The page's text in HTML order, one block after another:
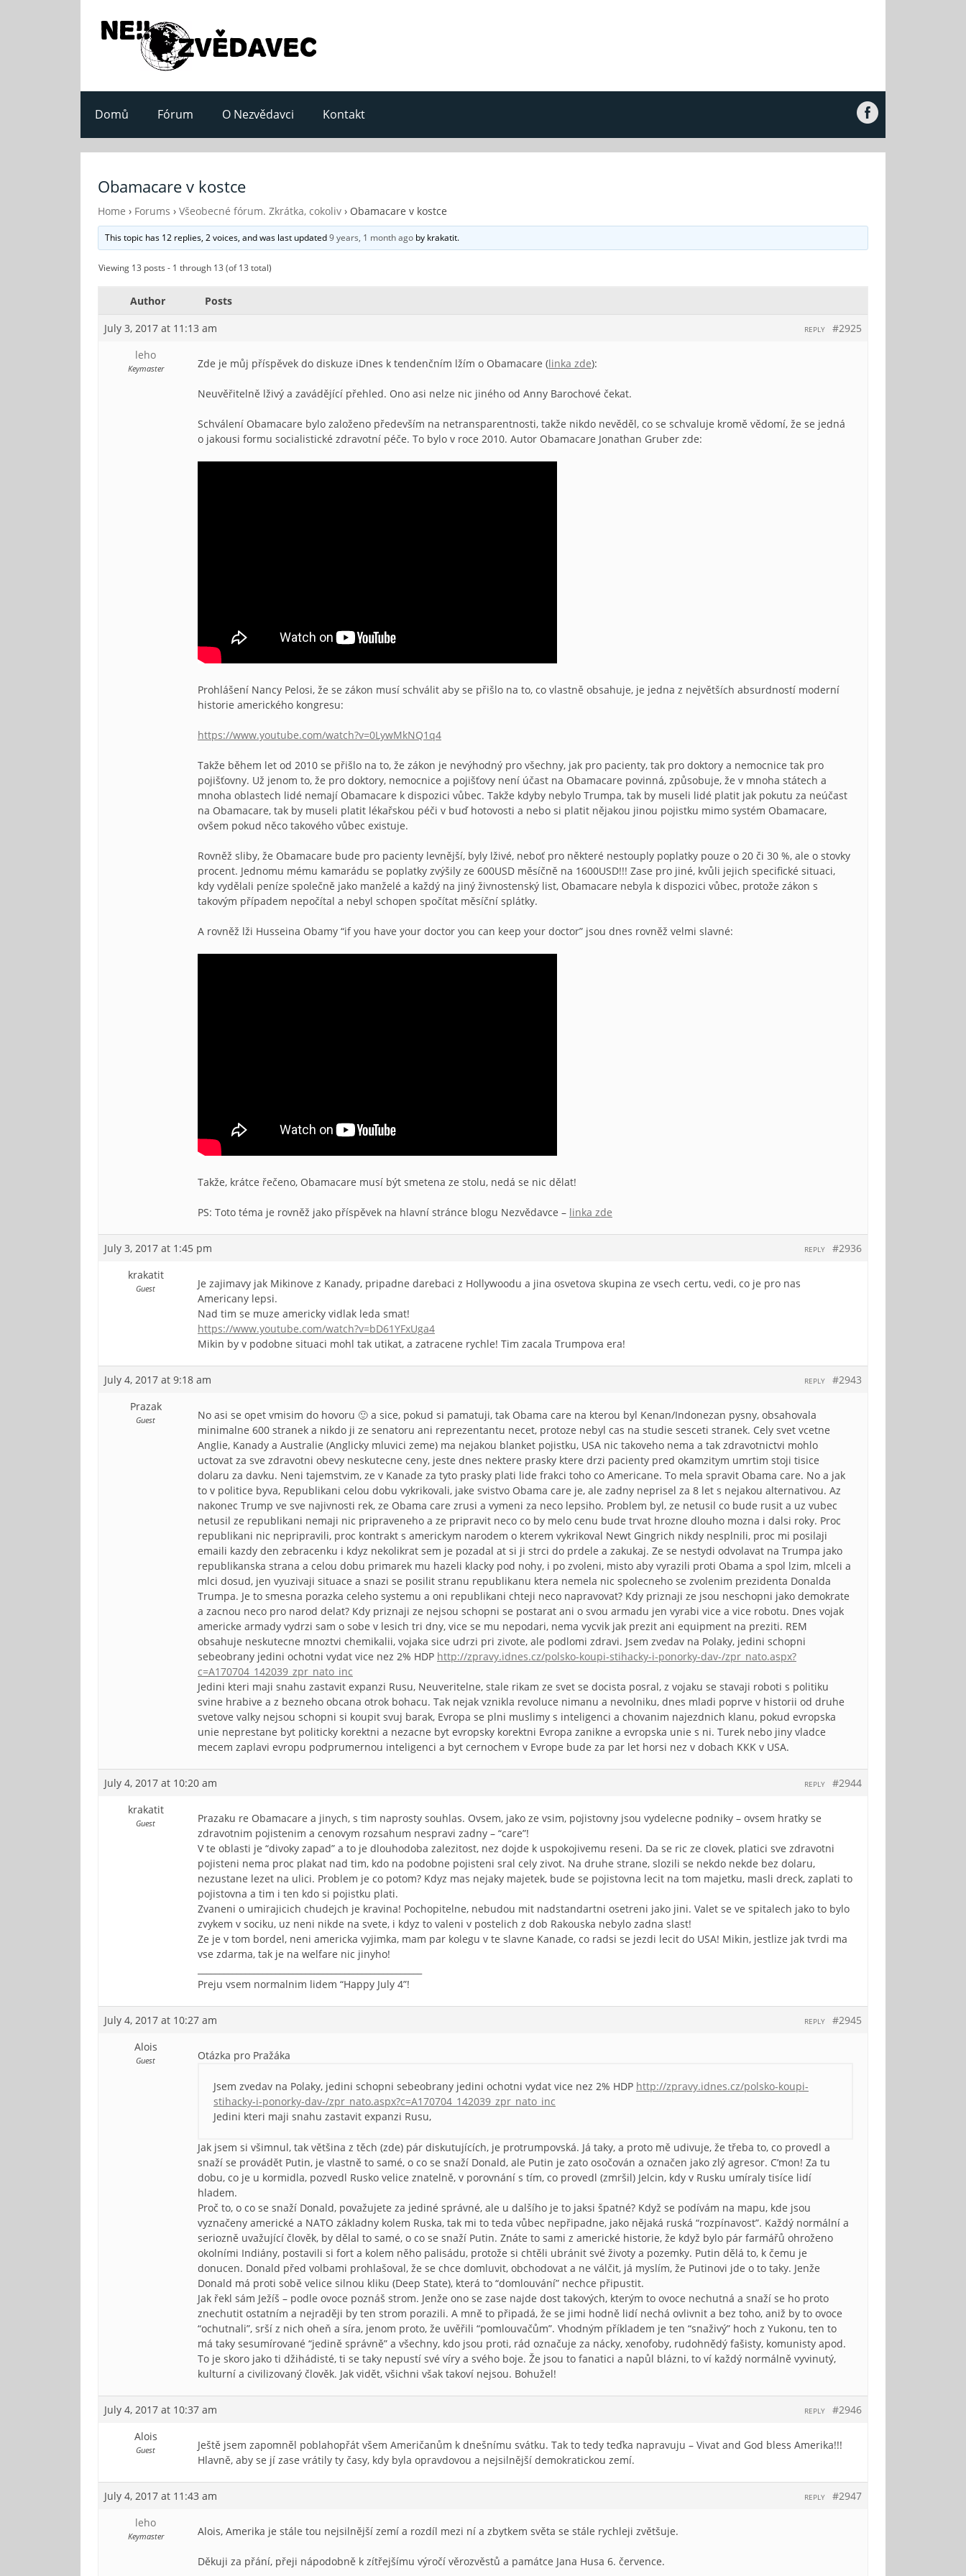
Domů Fórum O Nezvědavci Kontakt
Obamacare v kostce
Home › Forums › Všeobecné fórum. Zkrátka, cokoliv › Obamacare v kostce
This topic has 12 replies, 2 voices, and was last updated9 years, 1 month ago by krakatit.
Viewing 13 posts - 1 through 13 (of 13 total)
Author
Posts
July 3, 2017 at 11:13 am
#2925
REPLY
leho
Keymaster Zde je můj příspěvek do diskuze iDnes k tendenčním lžím o Obamacare (linka zde):
Neuvěřitelně lživý a zavádějící přehled. Ono asi nelze nic jiného od Anny Barochové čekat.
Schválení Obamacare bylo založeno především na netransparentnosti, takže nikdo nevěděl, co se schvaluje kromě vědomí, že se jedná
o jakousi formu socialistické zdravotní péče. To bylo v roce 2010. Autor Obamacare Jonathan Gruber zde:
Prohlášení Nancy Pelosi, že se zákon musí schválit aby se přišlo na to, co vlastně obsahuje, je jedna z největších absurdností moderní
historie amerického kongresu:
https://www.youtube.com/watch?v=0LywMkNQ1q4
Takže během let od 2010 se přišlo na to, že zákon je nevýhodný pro všechny, jak pro pacienty, tak pro doktory a nemocnice tak pro
pojišťovny. Už jenom to, že pro doktory, nemocnice a pojišťovy není účast na Obamacare povinná, způsobuje, že v mnoha státech a
mnoha oblastech lidé nemají Obamacare k dispozici vůbec. Takže kdyby nebylo Trumpa, tak by museli lidé platit jak pokutu za neúčast
na Obamacare, tak by museli platit lékařskou péči v buď hotovosti a nebo si platit nějakou jinou pojistku mimo systém Obamacare,
ovšem pokud něco takového vůbec existuje.
Rovněž sliby, že Obamacare bude pro pacienty levnější, byly lživé, neboť pro některé nestouply poplatky pouze o 20 či 30 %, ale o stovky
procent. Jednomu mému kamarádu se poplatky zvýšily ze 600USD měsíčně na 1600USD!!! Zase pro jiné, kvůli jejich specifické situaci,
kdy vydělali peníze společně jako manželé a každý na jiný živnostenský list, Obamacare nebyla k dispozici vůbec, protože zákon s
takovým případem nepočítal a nebyl schopen spočítat měsíční splátky.
A rovněž lži Husseina Obamy “if you have your doctor you can keep your doctor” jsou dnes rovněž velmi slavné:
Takže, krátce řečeno, Obamacare musí být smetena ze stolu, nedá se nic dělat!
PS: Toto téma je rovněž jako příspěvek na hlavní stránce blogu Nezvědavce – linka zde
July 3, 2017 at 1:45 pm #2936
REPLY
krakatit
Guest
Je zajimavy jak Mikinove z Kanady, pripadne darebaci z Hollywoodu a jina osvetova skupina ze vsech certu, vedi, co je pro nas
Americany lepsi.
Nad tim se muze americky vidlak leda smat!
https://www.youtube.com/watch?v=bD61YFxUga4
Mikin by v podobne situaci mohl tak utikat, a zatracene rychle! Tim zacala Trumpova era!
July 4, 2017 at 9:18 am #2943
REPLY
Prazak
Guest
No asi se opet vmisim do hovoru 🙂 a sice, pokud si pamatuji, tak Obama care na kterou byl Kenan/Indonezan pysny, obsahovala
minimalne 600 stranek a nikdo ji ze senatoru ani reprezentantu necet, protoze nebyl cas na studie sesceti stranek. Cely svet vcetne
Anglie, Kanady a Australie (Anglicky mluvici zeme) ma nejakou blanket pojistku, USA nic takoveho nema a tak zdravotnictvi mohlo
uctovat za sve zdravotni obevy neskutecne ceny, jeste dnes nektere prasky ktere drzi pacienty pred okamzitym umrtim stoji tisice
dolaru za davku. Neni tajemstvim, ze v Kanade za tyto prasky plati lide frakci toho co Americane. To mela spravit Obama care. No a jak
to v politice byva, Republikani celou dobu vykrikovali, jake svistvo Obama care je, ale zadny neprisel za 8 let s nejakou alternativou. Az
nakonec Trump ve sve najivnosti rek, ze Obama care zrusi a vymeni za neco lepsiho. Problem byl, ze netusil co bude rusit a uz vubec
netusil ze republikani nemaji nic pripraveneho a ze pripravit neco co by melo cenu bude trvat hrozne dlouho mozna i dalsi roky. Proc
republikani nic nepripravili, proc kontrakt s americkym narodem o kterem vykrikoval Newt Gingrich nikdy nesplnili, proc mi posilaji
emaili kazdy den zebracenku i kdyz nekolikrat sem je pozadal at si ji strci do prdele a zakukaj. Ze se nestydi odvolavat na Trumpa jako
republikanska strana a celou dobu primarek mu hazeli klacky pod nohy, i po zvoleni, misto aby vyrazili proti Obama a spol lzim, mlceli a
mlci dosud, jen vyuzivaji situace a snazi se posilit stranu republikanu ktera nemela nic spolecneho se zvolenim prezidenta Donalda
Trumpa. Je to smesna porazka celeho systemu a oni republikani chteji neco napravovat? Kdy priznaji ze jsou neschopni jako demokrate
a zacnou neco pro narod delat? Kdy priznaji ze nejsou schopni se postarat ani o svou armadu jen vyrabi vice a vice robotu. Dnes vojak
americke armady vydrzi sam o sobe v lesich tri dny, vice se mu nepodari, nema vycvik jak prezit ani equipment na preziti. REM
obsahuje neskutecne mnoztvi chemikalii, vojaka sice udrzi pri zivote, ale podlomi zdravi. Jsem zvedav na Polaky, jedini schopni
sebeobrany jedini ochotni vydat vice nez 2% HDP http://zpravy.idnes.cz/polsko-koupi-stihacky-i-ponorky-dav-/zpr_nato.aspx?
c=A170704_142039_zpr_nato_inc
Jedini kteri maji snahu zastavit expanzi Rusu, Neuveritelne, stale rikam ze svet se docista posral, z vojaku se stavaji roboti s politiku
svine hrabive a z bezneho obcana otrok bohacu. Tak nejak vznikla revoluce nimanu a nevolniku, dnes mladi poprve v historii od druhe
svetove valky nejsou schopni si koupit svuj barak, Evropa se plni muslimy s inteligenci a chovanim najezdnich klanu, pokud evropska
unie neprestane byt politicky korektni a nezacne byt evropsky korektni Evropa zanikne a evropska unie s ni. Turek nebo jiny vladce
mecem zaplavi evropu podprumernou inteligenci a byt cernochem v Evrope bude za par let horsi nez v dobach KKK v USA.
July 4, 2017 at 10:20 am #2944
REPLY
krakatit
Guest
Prazaku re Obamacare a jinych, s tim naprosty souhlas. Ovsem, jako ze vsim, pojistovny jsou vydelecne podniky – ovsem hratky se
zdravotnim pojistenim a cenovym rozsahum nespravi zadny – “care”!
V te oblasti je “divoky zapad” a to je dlouhodoba zalezitost, nez dojde k uspokojivemu reseni. Da se ric ze clovek, platici sve zdravotni
pojisteni nema proc plakat nad tim, kdo na podobne pojisteni sral cely zivot. Na druhe strane, slozili se nekdo nekde bez dolaru,
nezustane lezet na ulici. Problem je co potom? Kdyz mas nejaky majetek, bude se pojistovna lecit na tom majetku, masli dreck, zaplati to
pojistovna a tim i ten kdo si pojistku plati.
Zvaneni o umirajicich chudejch je kravina! Pochopitelne, nebudou mit nadstandartni osetreni jako jini. Valet se ve spitalech jako to bylo
zvykem v sociku, uz neni nikde na svete, i kdyz to valeni v postelich z dob Rakouska nebylo zadna slast!
Ze je v tom bordel, neni americka vyjimka, mam par kolegu v te slavne Kanade, co radsi se jezdi lecit do USA! Mikin, jestlize jak tvrdi ma
vse zdarma, tak je na welfare nic jinyho!
Preju vsem normalnim lidem “Happy July 4”!
July 4, 2017 at 10:27 am #2945
REPLY
Alois
Guest Otázka pro Pražáka
Jsem zvedav na Polaky, jedini schopni sebeobrany jedini ochotni vydat vice nez 2% HDP http://zpravy.idnes.cz/polsko-koupi-
stihacky-i-ponorky-dav-/zpr_nato.aspx?c=A170704_142039_zpr_nato_inc
Jedini kteri maji snahu zastavit expanzi Rusu,
Jak jsem si všimnul, tak většina z těch (zde) pár diskutujících, je protrumpovská. Já taky, a proto mě udivuje, že třeba to, co provedl a
snaží se provádět Putin, je vlastně to samé, o co se snaží Donald, ale Putin je zato osočován a označen jako zlý agresor. C’mon! Za tu
dobu, co je u kormidla, pozvedl Rusko velice znatelně, v porovnání s tím, co provedl (zmršil) Jelcin, kdy v Rusku umíraly tisíce lidí
hladem.
Proč to, o co se snaží Donald, považujete za jediné správné, ale u dalšího je to jaksi špatné? Když se podívám na mapu, kde jsou
vyznačeny americké a NATO základny kolem Ruska, tak mi to teda vůbec nepřipadne, jako nějaká ruská “rozpínavost”. Každý normální a
seriozně uvažující člověk, by dělal to samé, o co se snaží Putin. Znáte to sami z americké historie, že když bylo pár farmářů ohroženo
okolními Indiány, postavili si fort a kolem něho palisádu, protože si chtěli ubránit své životy a pozemky. Putin dělá to, k čemu je
donucen. Donald před volbami prohlašoval, že se chce domluvit, obchodovat a ne válčit, já myslím, že Putinovi jde o to taky. Jenže
Donald má proti sobě velice silnou kliku (Deep State), která to “domlouvání” nechce připustit.
Jak řekl sám Ježíš – podle ovoce poznáš strom. Jenže ono se zase najde dost takových, kterým to ovoce nechutná a snaží se ho proto
znechutit ostatním a nejraději by ten strom porazili. A mně to připadá, že se jimi hodně lidí nechá ovlivnit a bez toho, aniž by to ovoce
“ochutnali”, srší z nich oheň a síra, jenom proto, že uvěřili “pomlouvačům”. Vhodným příkladem je ten “snaživý” hoch z Yukonu, ten to
má taky sesumírované “jedině správně” a všechny, kdo jsou proti, rád označuje za nácky, xenofoby, rudohnědý fašisty, komunisty apod.
To je skoro jako ti džihádisté, ti se taky nepustí své víry a svého boje. Že jsou to fanatici a napůl blázni, to ví každý normálně vyvinutý,
kulturní a civilizovaný člověk. Jak vidět, všichni však takoví nejsou. Bohužel!
July 4, 2017 at 10:37 am #2946
REPLY
Alois
Guest
Ještě jsem zapomněl poblahopřát všem Američanům k dnešnímu svátku. Tak to tedy teďka napravuju – Vivat and God bless Amerika!!!
Hlavně, aby se jí zase vrátily ty časy, kdy byla opravdovou a nejsilnější demokratickou zemí.
July 4, 2017 at 11:43 am #2947
REPLY
leho
Keymaster Alois, Amerika je stále tou nejsilnější zemí a rozdíl mezi ní a zbytkem světa se stále rychleji zvětšuje.
Děkuji za přání, přeji nápodobně k zítřejšímu výročí věrozvěstů a památce Jana Husa 6. července.